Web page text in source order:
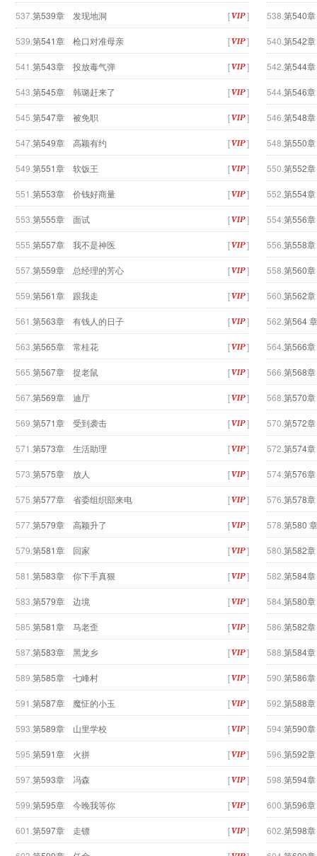
537.第539章 发现地洞 [ ] 538. 第540
539. 第541章 枪口对准母亲 [ ] 540. 第542
541. 第543章 投放毒气弹 [ ] 542. 第544
543. 第545章 韩璐赶来了 [ ] 544. 第546
545. 第547章 被免职 [ ] 546. 第548
547.第549章 高颖有约 [ ] 548. 第550
549. 第551章 软饭王 [ ] 550. 第552
551. 第553章 价钱好商量 [ ] 552. 第554
553. 第555章 面试 [ ] 554. 第556
555. 第557章 我不是神医 [ ] 556. 第558
557.第559章 总经理的芳心 [ ] 558. 第560
559. 第561章 跟我走 [ ] 560. 第562
561. 第563章 有钱人的日子 [ ] 562. 第564
563. 第565章 常桂花 [ ] 564. 第566
565. 第567章 捉老鼠 [ ] 566. 第568
567.第569章 迪厅 [ ] 568. 第570
569. 第571章 受到袭击 [ ] 570. 第572
571. 第573章 生活助理 [ ] 572. 第574
573. 第575章 放人 [ ] 574. 第576
575. 第577章 省委组织部来电 [ ] 576. 第578
577.第579章 高颖升了 [ ] 578. 第580
579. 第581章 回家 [ ] 580. 第582
581. 第583章 你下手真狠 [ ] 582. 第584
583. 第579章 边境 [ ] 584. 第580
585. 第581章 马老歪 [ ] 586. 第582
587.第583章 黑龙乡 [ ] 588. 第584
589. 第585章 七峰村 [ ] 590. 第586
591. 第587章 魔怔的小玉 [ ] 592. 第588
593. 第589章 山里学校 [ ] 594. 第590
595. 第591章 火拼 [ ] 596. 第592
597.第593章 冯森 [ ] 598. 第594
599. 第595章 今晚我等你 [ ] 600. 第596
601. 第597章 走镖 [ ] 602. 第598